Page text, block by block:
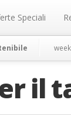
Speciali
il